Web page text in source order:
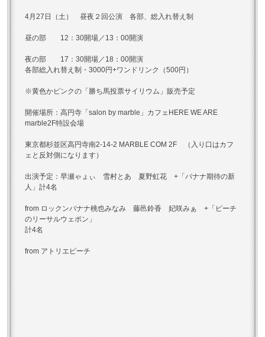
4月27日（土） 昼夜２回公演 各部、総入れ替え制
昼の部 12：30開場／13：00開演
夜の部 17：30開場／18：00開演
各部総入れ替え制・3000円+ワンドリンク（500円）
※黄色かピンクの「勝ち馬投票サイリウム」販売予定
開催場所：高円寺「salon by marble」カフェHERE WE ARE
marble2F特設会場
東京都杉並区高円寺南2-14-2 MARBLE COM 2F （入り口はカフ
ェと反対側になります）
出演予定：早瀬ゃょぃ 雪村とあ 夏野虹花 +「バナナ期待の新
人」計4名
from ロックンバナナ桃也みなみ 藤邑鈴香 妃咲みぁ +「ピーチ
のリーサルウェポン」
計4名
from アトリエピーチ